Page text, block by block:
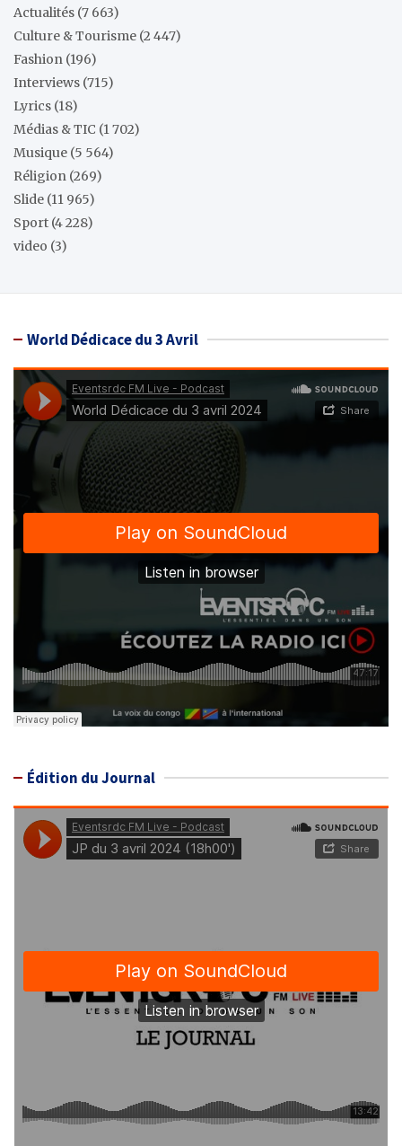
Actualités (7 663)
Culture & Tourisme (2 447)
Fashion (196)
Interviews (715)
Lyrics (18)
Médias & TIC (1 702)
Musique (5 564)
Réligion (269)
Slide (11 965)
Sport (4 228)
video (3)
World Dédicace du 3 Avril
Édition du Journal